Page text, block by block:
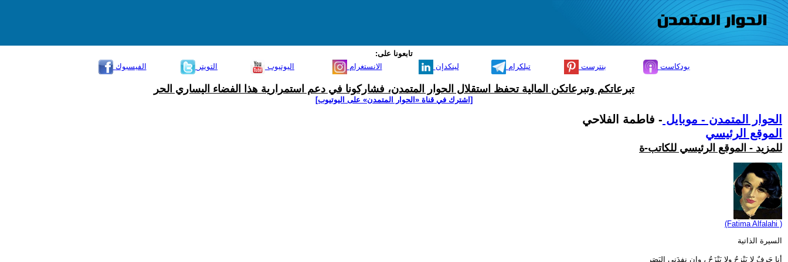
تابعونا على:
الفيسبوك
التويتر اليوتيوب الانستغرام لينكدإن تيلكرام بنترست بودكاست
تبرعاتكم وتبرعاتكن المالية تحفظ استقلال الحوار المتمدن، فشاركونا في دعم استمرارية هذا الفضاء اليساري الحر
[اشترك في قناة ‫«الحوار المتمدن» على اليوتيوب]
الحوار المتمدن - موبايل - فاطمة الفلاحي
الموقع الرئيسي
للمزيد - الموقع الرئيسي للكاتب-ة
(Fatima Alfalahi )
السيرة الذاتية
أنا حَرفٌ لا يَنْزِحُ ولا يَنْزَحُ ، وإِن نفدَني البَصَر